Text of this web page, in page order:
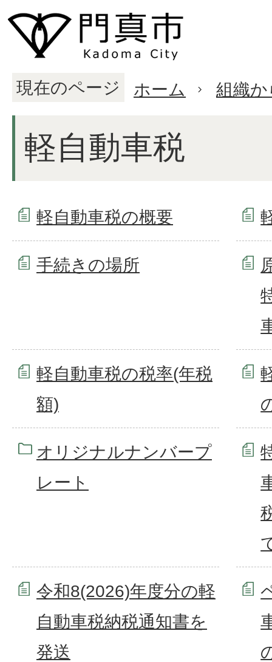
現在のページ ホーム 組織
軽自動車税
軽自動車税の概要
手続きの場所
軽自動車税の税率(年税
額)
オリジナルナンバープ
レート
令和8(2026)年度分の軽
自動車税納税通知書を
発送